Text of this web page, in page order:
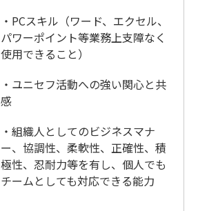
・PCスキル（ワード、エクセル、
パワーポイント等業務上支障なく
使用できること）
・ユニセフ活動への強い関心と共
感
・組織人としてのビジネスマナ
ー、協調性、柔軟性、正確性、積
極性、忍耐力等を有し、個人でも
チームとしても対応できる能力